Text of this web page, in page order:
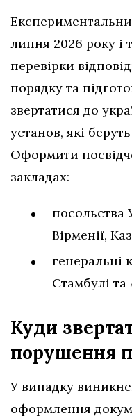
липня 2026 року і
перевірки
порядку та
звертатися до
установ, які
Оформити
закладах:
посольства
Вірменії,
генеральні
Стамбулі та
Куди
порушення
У випадку
оформлення